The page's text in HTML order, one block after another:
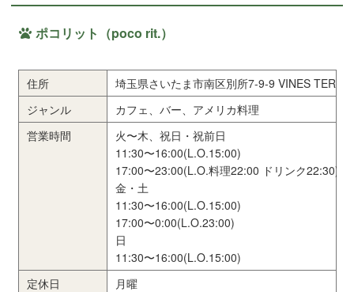
ポコリット（poco rit.）
住所
埼玉県さいたま市南区別所7-9-9 VINES
ジャンル
カフェ、バー、アメリカ料理
営業時間
火〜木、祝日・祝前日
11:30〜16:00(L.O.15:00)
17:00〜23:00(L.O.料理22:00 ドリンク22:30)
金・土
11:30〜16:00(L.O.15:00)
17:00〜0:00(L.O.23:00)
日
11:30〜16:00(L.O.15:00)
定休日
月曜